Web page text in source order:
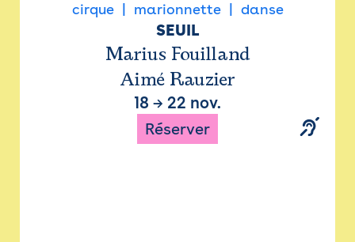
cirque marionnette danse
SEUIL
Marius Fouilland
Aimé Rauzier
18 → 22 nov.
Réserver